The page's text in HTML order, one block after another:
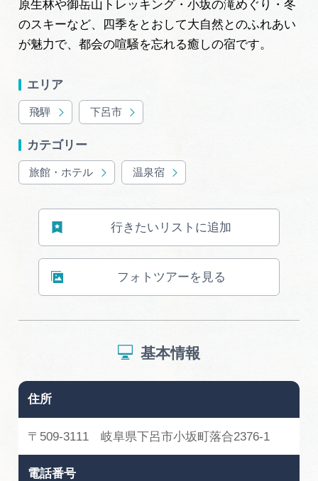
お問い合わせ
広告掲載
サイトポリシー
原生林や御岳山トレッキング・小坂の滝めぐり・冬
のスキーなど、四季をとおして大自然とのふれあい
が魅力で、都会の喧騒を忘れる癒しの宿です。
エリア
飛騨 下呂市
カテゴリー
旅館・ホテル 温泉宿
行きたいリストに追加
フォトツアーを見る
基本情報
住所
〒509-3111 岐阜県下呂市小坂町落合2376-1
電話番号